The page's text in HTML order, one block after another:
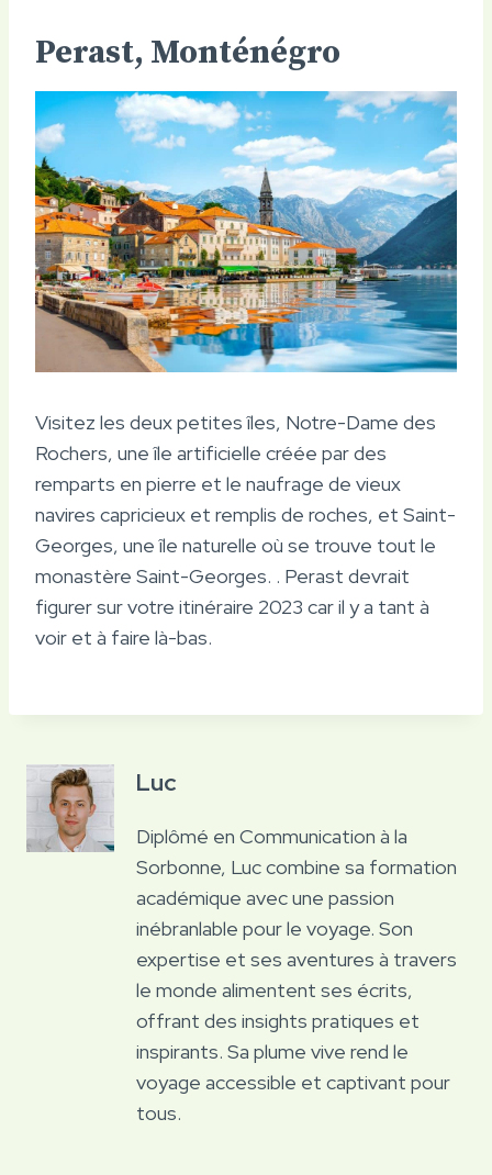
Perast, Monténégro
Visitez les deux petites îles, Notre-Dame des
Rochers, une île artificielle créée par des
remparts en pierre et le naufrage de vieux
navires capricieux et remplis de roches, et Saint-
Georges, une île naturelle où se trouve tout le
monastère Saint-Georges. . Perast devrait
figurer sur votre itinéraire 2023 car il y a tant à
voir et à faire là-bas.
Luc
Diplômé en Communication à la
Sorbonne, Luc combine sa formation
académique avec une passion
inébranlable pour le voyage. Son
expertise et ses aventures à travers
le monde alimentent ses écrits,
offrant des insights pratiques et
inspirants. Sa plume vive rend le
voyage accessible et captivant pour
tous.